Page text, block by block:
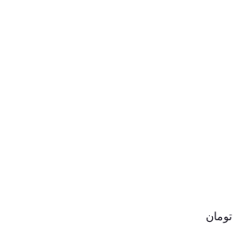
تومان